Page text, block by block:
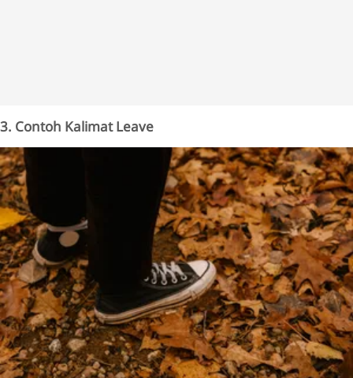
3. Contoh Kalimat Leave